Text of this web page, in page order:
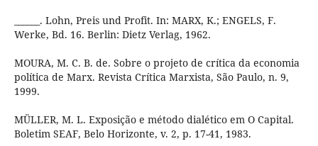
______. Lohn, Preis und Profit. In: MARX, K.; ENGELS, F.
Werke, Bd. 16. Berlin: Dietz Verlag, 1962.
MOURA, M. C. B. de. Sobre o projeto de crítica da economia
política de Marx. Revista Crítica Marxista, São Paulo, n. 9,
1999.
MÜLLER, M. L. Exposição e método dialético em O Capital.
Boletim SEAF, Belo Horizonte, v. 2, p. 17-41, 1983.